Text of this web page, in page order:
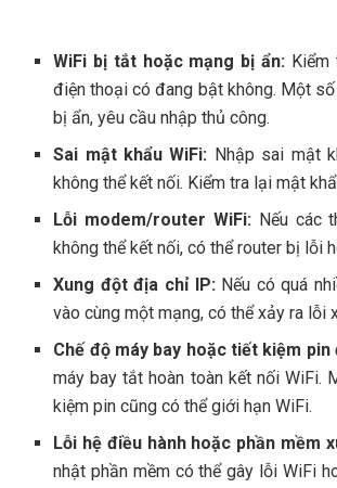
WiFi bị tắt hoặc mạng bị ẩn:
điện thoại có đang bật không. Một
bị ẩn, yêu cầu nhập thủ công.
Sai mật khẩu WiFi: Nhập sai mật
không thể kết nối. Kiểm tra lại mật
Lỗi modem/router WiFi: Nếu các
không thể kết nối, có thể router bị lỗi
Xung đột địa chỉ IP: Nếu có quá
vào cùng một mạng, có thể xảy ra lỗi
Chế độ máy bay hoặc tiết kiệm pin
máy bay tắt hoàn toàn kết nối WiFi.
kiệm pin cũng có thể giới hạn WiFi.
Lỗi hệ điều hành hoặc phần mềm
nhật phần mềm có thể gây lỗi WiFi